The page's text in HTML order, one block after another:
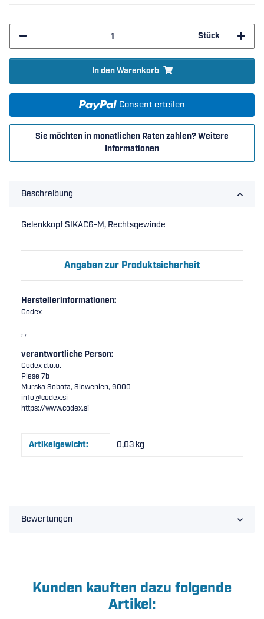
Stück
In den Warenkorb
Consent erteilen
Sie möchten in monatlichen Raten zahlen?Weitere
Informationen
Beschreibung
Gelenkkopf SIKAC6-M, Rechtsgewinde
Angaben zur Produktsicherheit
Herstellerinformationen:
Codex
, ,
verantwortliche Person:
Codex d.o.o.
Plese 7b
Murska Sobota, Slowenien, 9000
info@codex.si
https://www.codex.si
Produkteigenschaft
Wert
Artikelgewicht: 0,03 kg
Bewertungen
Kunden kauften dazu folgende
Artikel: